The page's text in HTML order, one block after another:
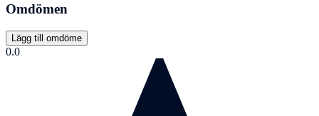
Omdömen
Lägg till omdöme
0.0